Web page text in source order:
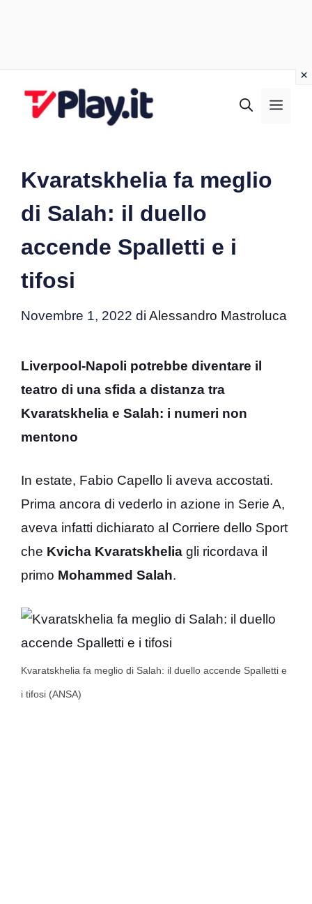
Kvaratskhelia fa meglio
di Salah: il duello
accende Spalletti e i
tifosi
Novembre 1, 2022 di Alessandro Mastroluca
Liverpool-Napoli potrebbe diventare il
teatro di una sfida a distanza tra
Kvaratskhelia e Salah: i numeri non
mentono
In estate, Fabio Capello li aveva accostati.
Prima ancora di vederlo in azione in Serie A,
aveva infatti dichiarato al Corriere dello Sport
che Kvicha Kvaratskhelia gli ricordava il
primo Mohammed Salah.
Kvaratskhelia fa meglio di Salah: il duello accende Spalletti e
i tifosi (ANSA)